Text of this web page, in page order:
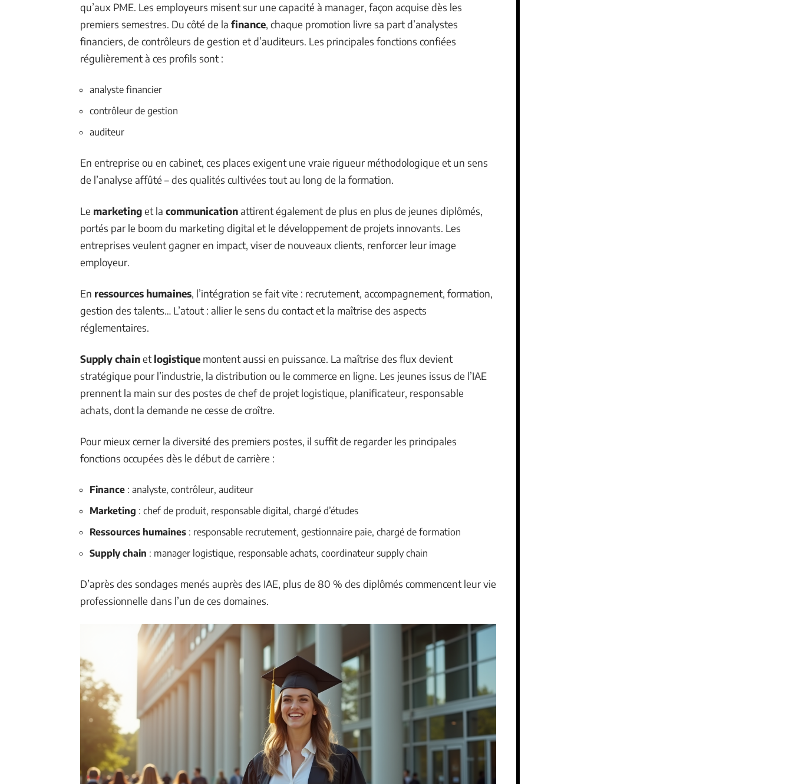
qu’aux PME. Les employeurs misent sur une capacité à manager, façon acquise dès les
premiers semestres. Du côté de la finance, chaque promotion livre sa part d’analystes
financiers, de contrôleurs de gestion et d’auditeurs. Les principales fonctions confiées
régulièrement à ces profils sont :
analyste financier
contrôleur de gestion
auditeur
En entreprise ou en cabinet, ces places exigent une vraie rigueur méthodologique et un sens
de l’analyse affûté – des qualités cultivées tout au long de la formation.
Le marketinget la communicationattirent également de plus en plus de jeunes diplômés,
portés par le boom du marketing digital et le développement de projets innovants. Les
entreprises veulent gagner en impact, viser de nouveaux clients, renforcer leur image
employeur.
En ressources humaines, l’intégration se fait vite : recrutement, accompagnement, formation,
gestion des talents… L’atout : allier le sens du contact et la maîtrise des aspects
réglementaires.
Supply chainet logistique montent aussi en puissance. La maîtrise des flux devient
stratégique pour l’industrie, la distribution ou le commerce en ligne. Les jeunes issus de l’IAE
prennent la main sur des postes de chef de projet logistique, planificateur, responsable
achats, dont la demande ne cesse de croître.
Pour mieux cerner la diversité des premiers postes, il suffit de regarder les principales
fonctions occupées dès le début de carrière :
Finance : analyste, contrôleur, auditeur
Marketing : chef de produit, responsable digital, chargé d’études
Ressources humaines : responsable recrutement, gestionnaire paie, chargé de formation
Supply chain : manager logistique, responsable achats, coordinateur supply chain
D’après des sondages menés auprès des IAE, plus de 80 % des diplômés commencent leur vie
professionnelle dans l’un de ces domaines.